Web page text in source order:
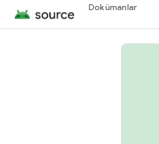
Dokümanlar